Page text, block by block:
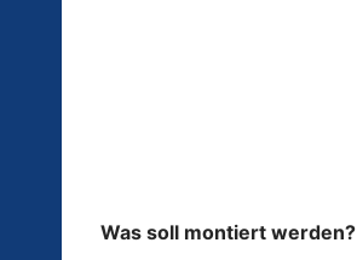
Was soll montiert werden?